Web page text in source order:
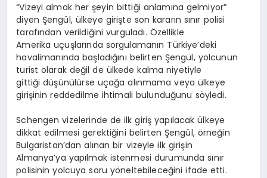
“Vizeyi almak her şeyin bittiği anlamına gelmiyor”
diyen Şengül, ülkeye girişte son kararın sınır polisi
tarafından verildiğini vurguladı. Özellikle
Amerika uçuşlarında sorgulamanın Türkiye’deki
havalimanında başladığını belirten Şengül, yolcunun
turist olarak değil de ülkede kalma niyetiyle
gittiği düşünülürse uçağa alınmama veya ülkeye
girişinin reddedilme ihtimali bulunduğunu söyledi.
Schengen vizelerinde de ilk giriş yapılacak ülkeye
dikkat edilmesi gerektiğini belirten Şengül, örneğin
Bulgaristan’dan alınan bir vizeyle ilk girişin
Almanya’ya yapılmak istenmesi durumunda sınır
polisinin yolcuya soru yöneltebileceğini ifade etti.